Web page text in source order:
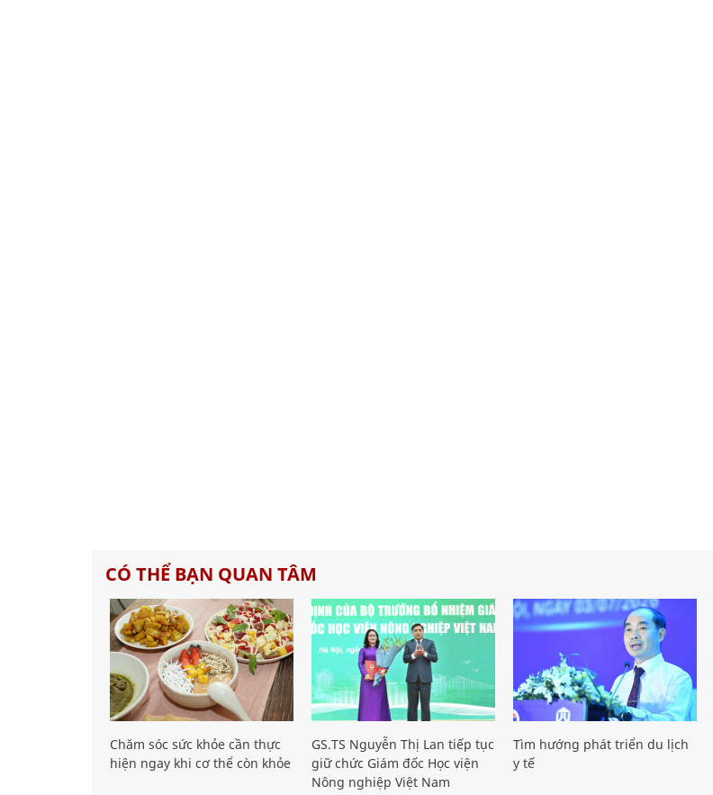
CÓ THỂ BẠN QUAN TÂM
Chăm sóc sức khỏe cần thực
hiện ngay khi cơ thể còn khỏe
GS.TS Nguyễn Thị Lan tiếp tục
giữ chức Giám đốc Học viện
Nông nghiệp Việt Nam
Tìm hướng phát triển du lịch
y tế